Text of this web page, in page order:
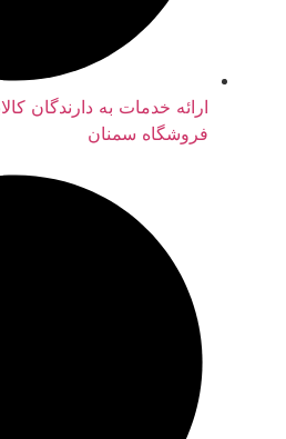
فروشگاه سمنان